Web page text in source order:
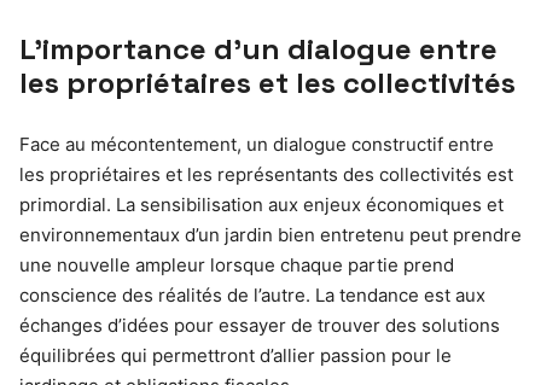
L’importance d’un dialogue entre
les propriétaires et les collectivités
Face au mécontentement, un dialogue constructif entre
les propriétaires et les représentants des collectivités est
primordial. La sensibilisation aux enjeux économiques et
environnementaux d’un jardin bien entretenu peut prendre
une nouvelle ampleur lorsque chaque partie prend
conscience des réalités de l’autre. La tendance est aux
échanges d’idées pour essayer de trouver des solutions
équilibrées qui permettront d’allier passion pour le